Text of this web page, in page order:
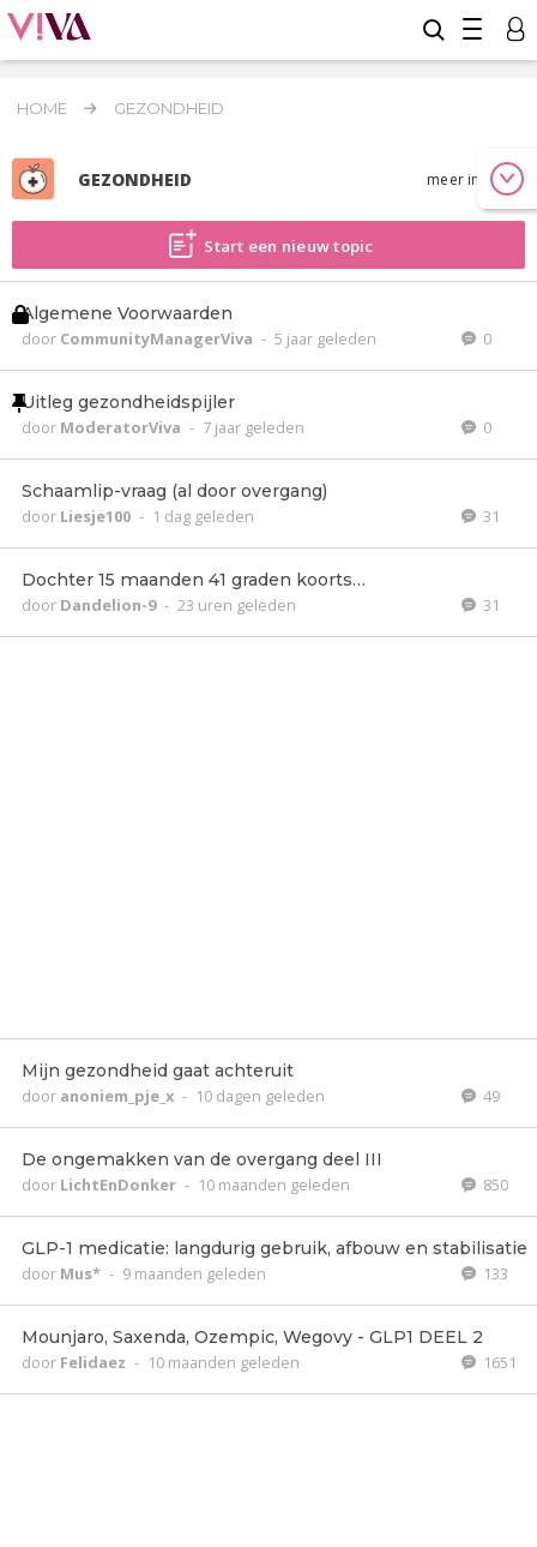
HOME GEZONDHEID
GEZONDHEID meer info
Start een nieuw topic
Algemene Voorwaarden
door CommunityManagerViva - 5 jaar geleden 0
Uitleg gezondheidspijler
door ModeratorViva - 7 jaar geleden 0
Schaamlip-vraag (al door overgang)
door Liesje100 - 1 dag geleden 31
Dochter 15 maanden 41 graden koorts…
door Dandelion-9 - 23 uren geleden 31
Mijn gezondheid gaat achteruit
door anoniem_pje_x - 10 dagen geleden 49
De ongemakken van de overgang deel III
door LichtEnDonker - 10 maanden geleden 850
GLP-1 medicatie: langdurig gebruik, afbouw en stabilisatie
door Mus* - 9 maanden geleden 133
Mounjaro, Saxenda, Ozempic, Wegovy - GLP1 DEEL 2
door Felidaez - 10 maanden geleden 1651